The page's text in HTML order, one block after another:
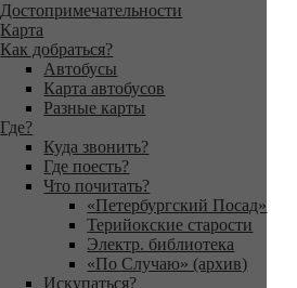
Достопримечательности
Карта
Как добраться?
Автобусы
Карта автобусов
Разные карты
Где?
Куда звонить?
Где поесть?
Что почитать?
«Петербургский Посад»
Терийокские старости
Электр. библиотека
«По Случаю» (архив)
Искупаться?